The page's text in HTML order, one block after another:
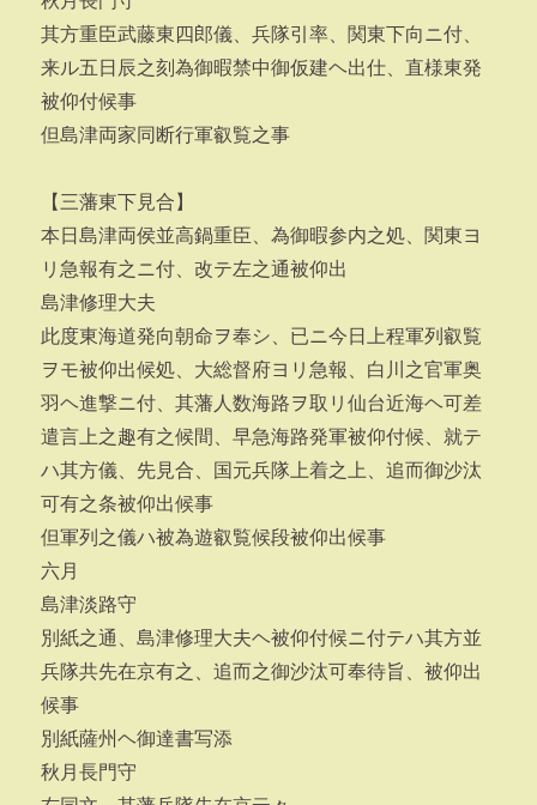
其方重臣武藤東四郎儀、兵隊引率、関東下向ニ付、
来ル五日辰之刻為御暇禁中御仮建ヘ出仕、直様東発
被仰付候事
但島津両家同断行軍叡覧之事
【三藩東下見合】
本日島津両侯並高鍋重臣、為御暇参内之処、関東ヨ
リ急報有之ニ付、改テ左之通被仰出
島津修理大夫
此度東海道発向朝命ヲ奉シ、已ニ今日上程軍列叡覧
ヲモ被仰出候処、大総督府ヨリ急報、白川之官軍奥
羽ヘ進撃ニ付、其藩人数海路ヲ取リ仙台近海ヘ可差
遣言上之趣有之候間、早急海路発軍被仰付候、就テ
ハ其方儀、先見合、国元兵隊上着之上、追而御沙汰
可有之条被仰出候事
但軍列之儀ハ被為遊叡覧候段被仰出候事
六月
島津淡路守
別紙之通、島津修理大夫ヘ被仰付候ニ付テハ其方並
兵隊共先在京有之、追而之御沙汰可奉待旨、被仰出
候事
別紙薩州ヘ御達書写添
秋月長門守